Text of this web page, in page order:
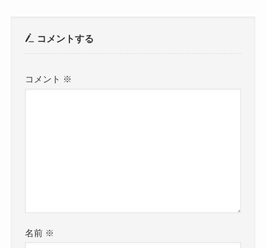
コメントする
コメント ※
名前 ※